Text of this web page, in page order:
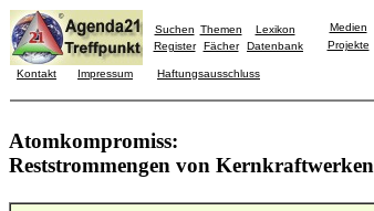
Suchen Themen
Lexikon
Register
Fächer Datenbank
Medien
Projekte
Kontakt Impressum Haftungsausschluss
Atomkompromiss:
Reststrommengen von